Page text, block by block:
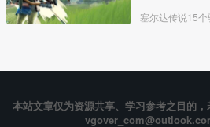
塞尔达传说15个
本站文章仅为资源共享、学习参考之目的